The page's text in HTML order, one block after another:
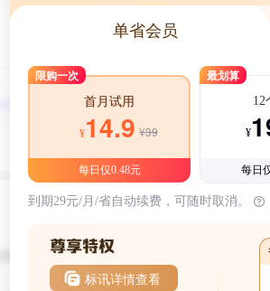
单省会员
限购一次
首月试用
¥14.9 ¥39
每日仅0.48元
最划算
12
¥
每日
到期29元/月/省自动续费，可随时取消。
标讯详情查看